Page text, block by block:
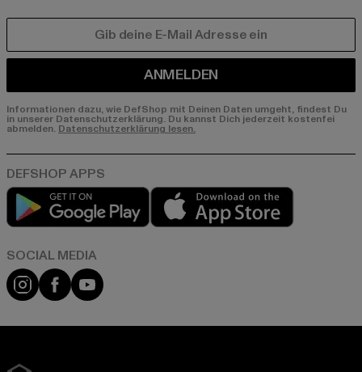
ANMELDEN
Informationen dazu, wie DefShop mit Deinen Daten umgeht, findest Du
in unserer Datenschutzerklärung. Du kannst Dich jederzeit kostenfei
abmelden. Datenschutzerklärung lesen.
Play market
Instagram
FacebookYouTube